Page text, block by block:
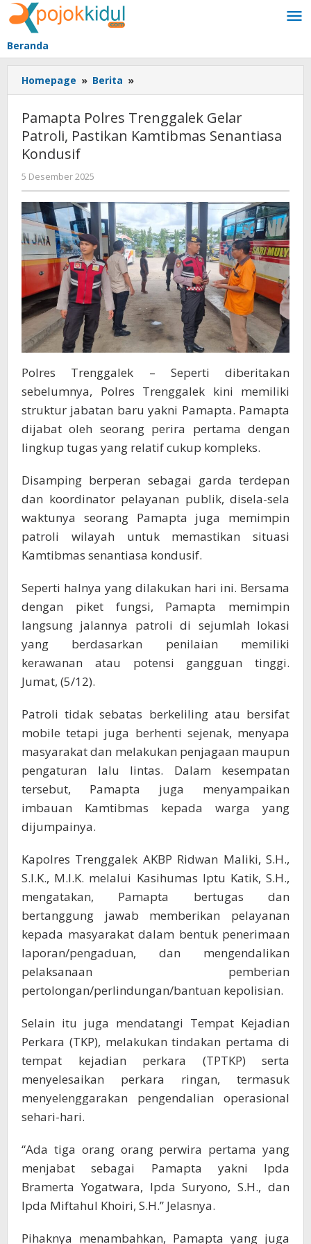
Lewati
ke
konten
Beranda
Homepage » Berita »
Polres
Gelar
Patroli,
Kondusif
Pamapta Polres Trenggalek Gelar
Patroli, Pastikan Kamtibmas Senantiasa
Kondusif
5 Desember 2025
BangAdmin
Polres Trenggalek – Seperti diberitakan
sebelumnya, Polres Trenggalek kini memiliki
struktur jabatan baru yakni Pamapta. Pamapta
dijabat oleh seorang perira pertama dengan
lingkup tugas yang relatif cukup kompleks.
Disamping berperan sebagai garda terdepan
dan koordinator pelayanan publik, disela-sela
waktunya seorang Pamapta juga memimpin
patroli wilayah untuk memastikan situasi
Kamtibmas senantiasa kondusif.
Seperti halnya yang dilakukan hari ini. Bersama
dengan piket fungsi, Pamapta memimpin
langsung jalannya patroli di sejumlah lokasi
yang berdasarkan penilaian memiliki
kerawanan atau potensi gangguan tinggi.
Jumat, (5/12).
Patroli tidak sebatas berkeliling atau bersifat
mobile tetapi juga berhenti sejenak, menyapa
masyarakat dan melakukan penjagaan maupun
pengaturan lalu lintas. Dalam kesempatan
tersebut, Pamapta juga menyampaikan
imbauan Kamtibmas kepada warga yang
dijumpainya.
Kapolres Trenggalek AKBP Ridwan Maliki, S.H.,
S.I.K., M.I.K. melalui Kasihumas Iptu Katik, S.H.,
mengatakan, Pamapta bertugas dan
bertanggung jawab memberikan pelayanan
kepada masyarakat dalam bentuk penerimaan
laporan/pengaduan, dan mengendalikan
pelaksanaan pemberian
pertolongan/perlindungan/bantuan kepolisian.
Selain itu juga mendatangi Tempat Kejadian
Perkara (TKP), melakukan tindakan pertama di
tempat kejadian perkara (TPTKP) serta
menyelesaikan perkara ringan, termasuk
menyelenggarakan pengendalian operasional
sehari-hari.
“Ada tiga orang orang perwira pertama yang
menjabat sebagai Pamapta yakni Ipda
Bramerta Yogatwara, Ipda Suryono, S.H., dan
Ipda Miftahul Khoiri, S.H.” Jelasnya.
Pihaknya menambahkan, Pamapta yang juga